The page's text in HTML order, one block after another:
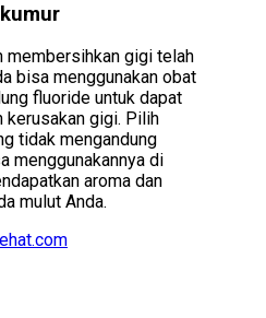
membersihkan gigi telah
bisa menggunakan obat
fluoride untuk dapat
kerusakan gigi. Pilih
tidak mengandung
menggunakannya di
aroma dan
mulut Anda.